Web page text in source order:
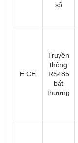
số
E.CE
Truyền
thông
RS485
bất
thường